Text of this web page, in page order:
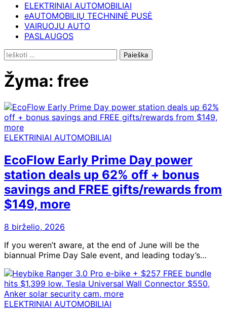
ELEKTRINIAI AUTOMOBILIAI
eAUTOMOBILIŲ TECHNINĖ PUSĖ
VAIRUOJU AUTO
PASLAUGOS
Ieškoti:
Žyma: free
ELEKTRINIAI AUTOMOBILIAI
EcoFlow Early Prime Day power
station deals up 62% off + bonus
savings and FREE gifts/rewards from
$149, more
8 birželio, 2026
If you weren’t aware, at the end of June will be the
biannual Prime Day Sale event, and leading today’s…
ELEKTRINIAI AUTOMOBILIAI